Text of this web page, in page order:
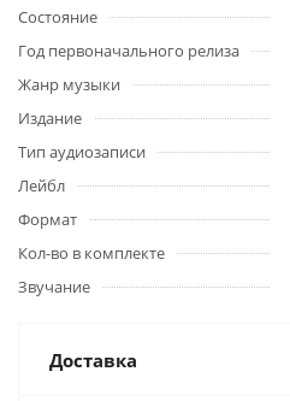
Состояние
Год первоначального релиза
Жанр музыки
Издание
Тип аудиозаписи
Лейбл
Формат
Кол-во в комплекте
Звучание
Доставка